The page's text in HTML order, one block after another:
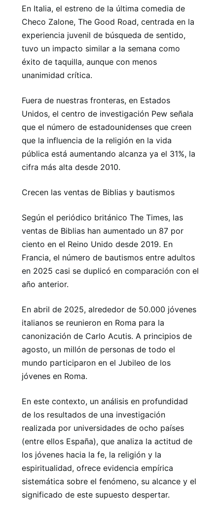
En Italia, el estreno de la última comedia de
Checo Zalone, The Good Road, centrada en la
experiencia juvenil de búsqueda de sentido,
tuvo un impacto similar a la semana como
éxito de taquilla, aunque con menos
unanimidad crítica.
Fuera de nuestras fronteras, en Estados
Unidos, el centro de investigación Pew señala
que el número de estadounidenses que creen
que la influencia de la religión en la vida
pública está aumentando alcanza ya el 31%, la
cifra más alta desde 2010.
Crecen las ventas de Biblias y bautismos
Según el periódico británico The Times, las
ventas de Biblias han aumentado un 87 por
ciento en el Reino Unido desde 2019. En
Francia, el número de bautismos entre adultos
en 2025 casi se duplicó en comparación con el
año anterior.
En abril de 2025, alrededor de 50.000 jóvenes
italianos se reunieron en Roma para la
canonización de Carlo Acutis. A principios de
agosto, un millón de personas de todo el
mundo participaron en el Jubileo de los
jóvenes en Roma.
En este contexto, un análisis en profundidad
de los resultados de una investigación
realizada por universidades de ocho países
(entre ellos España), que analiza la actitud de
los jóvenes hacia la fe, la religión y la
espiritualidad, ofrece evidencia empírica
sistemática sobre el fenómeno, su alcance y el
significado de este supuesto despertar.